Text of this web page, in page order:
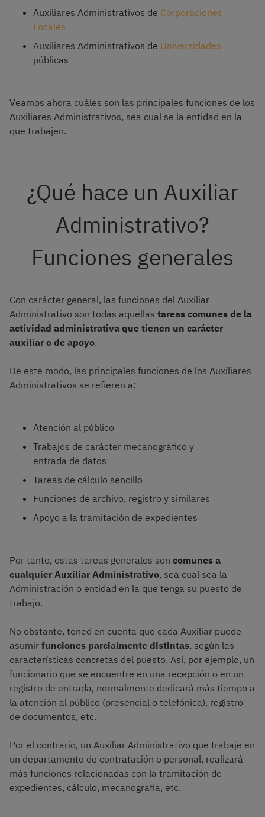
Auxiliares Administrativos de Corporaciones
Locales
Auxiliares Administrativos de Universidades
públicas
Veamos ahora cuáles son las principales funciones de los
Auxiliares Administrativos, sea cual se la entidad en la
que trabajen.
¿Qué hace un Auxiliar
Administrativo?
Funciones generales
Con carácter general, las funciones del Auxiliar
Administrativo son todas aquellas tareas comunes de la
actividad administrativa que tienen un carácter
auxiliar o de apoyo.
De este modo, las principales funciones de los Auxiliares
Administrativos se refieren a:
Atención al público
Trabajos de carácter mecanográfico y
entrada de datos
Tareas de cálculo sencillo
Funciones de archivo, registro y similares
Apoyo a la tramitación de expedientes
Por tanto, estas tareas generales son comunes a
cualquier Auxiliar Administrativo, sea cual sea la
Administración o entidad en la que tenga su puesto de
trabajo.
No obstante, tened en cuenta que cada Auxiliar puede
asumir funciones parcialmente distintas, según las
características concretas del puesto. Así, por ejemplo, un
funcionario que se encuentre en una recepción o en un
registro de entrada, normalmente dedicará más tiempo a
la atención al público (presencial o telefónica), registro
de documentos, etc.
Por el contrario, un Auxiliar Administrativo que trabaje en
un departamento de contratación o personal, realizará
más funciones relacionadas con la tramitación de
expedientes, cálculo, mecanografía, etc.